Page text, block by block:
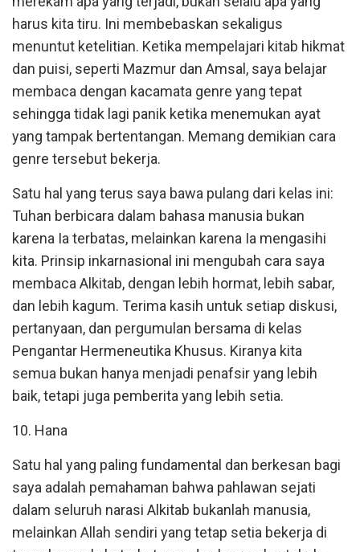
harus kita tiru. Ini membebaskan sekaligus
menuntut ketelitian. Ketika mempelajari kitab hikmat
dan puisi, seperti Mazmur dan Amsal, saya belajar
membaca dengan kacamata genre yang tepat
sehingga tidak lagi panik ketika menemukan ayat
yang tampak bertentangan. Memang demikian cara
genre tersebut bekerja.
Satu hal yang terus saya bawa pulang dari kelas ini:
Tuhan berbicara dalam bahasa manusia bukan
karena Ia terbatas, melainkan karena Ia mengasihi
kita. Prinsip inkarnasional ini mengubah cara saya
membaca Alkitab, dengan lebih hormat, lebih sabar,
dan lebih kagum. Terima kasih untuk setiap diskusi,
pertanyaan, dan pergumulan bersama di kelas
Pengantar Hermeneutika Khusus. Kiranya kita
semua bukan hanya menjadi penafsir yang lebih
baik, tetapi juga pemberita yang lebih setia.
10. Hana
Satu hal yang paling fundamental dan berkesan bagi
saya adalah pemahaman bahwa pahlawan sejati
dalam seluruh narasi Alkitab bukanlah manusia,
melainkan Allah sendiri yang tetap setia bekerja di